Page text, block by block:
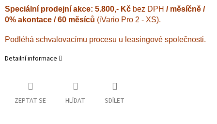
Speciální prodejní akce: 5.800,- Kč bez DPH / měsíčně /
0% akontace / 60 měsíců (iVario Pro 2 - XS).
Podléhá schvalovacímu procesu u leasingové společnosti.
Detailní informace
ZEPTAT SE HLÍDAT SDÍLET